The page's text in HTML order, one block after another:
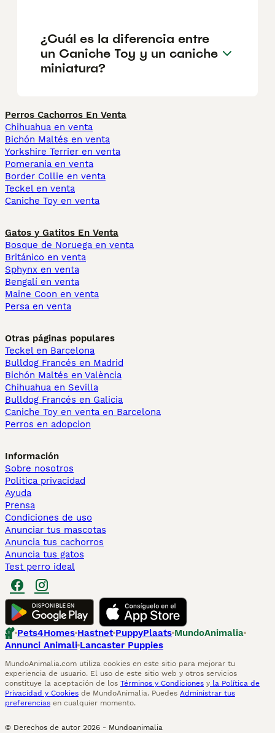
¿Cuál es la diferencia entre
un Caniche Toy y un caniche
miniatura?
Perros Cachorros En Venta
Chihuahua en venta
Bichón Maltés en venta
Yorkshire Terrier en venta
Pomerania en venta
Border Collie en venta
Teckel en venta
Caniche Toy en venta
Gatos y Gatitos En Venta
Bosque de Noruega en venta
Británico en venta
Sphynx en venta
Bengalí en venta
Maine Coon en venta
Persa en venta
Otras páginas populares
Teckel en Barcelona
Bulldog Francés en Madrid
Bichón Maltés en València
Chihuahua en Sevilla
Bulldog Francés en Galicia
Caniche Toy en venta en Barcelona
Perros en adopcion
Información
Sobre nosotros
Politica privacidad
Ayuda
Prensa
Condiciones de uso
Anunciar tus mascotas
Anuncia tus cachorros
Anuncia tus gatos
Test perro ideal
Pets4Homes Hastnet PuppyPlaats MundoAnimalia
Annunci Animali Lancaster Puppies
MundoAnimalia.com utiliza cookies en este sitio para mejorar tu
experiencia de usuario. El uso de este sitio web y otros servicios
constituye la aceptación de los Términos y Condiciones y la Política de
Privacidad y Cookies de MundoAnimalia. Puedes Administrar tus
preferencias en cualquier momento.
© Derechos de autor 2026 - Mundoanimalia